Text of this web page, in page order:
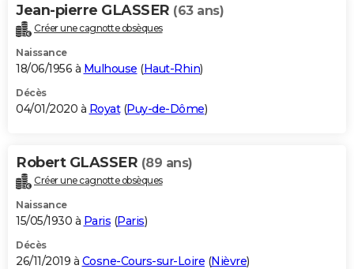
Jean-pierre GLASSER (63 ans)
Créer une cagnotte obsèques
Naissance
18/06/1956 à Mulhouse (Haut-Rhin)
Décès
04/01/2020 à Royat(Puy-de-Dôme)
Robert GLASSER (89 ans)
Créer une cagnotte obsèques
Naissance
15/05/1930 à Paris (Paris)
Décès
26/11/2019 à Cosne-Cours-sur-Loire (Nièvre)